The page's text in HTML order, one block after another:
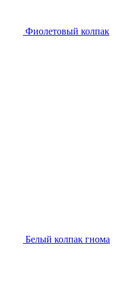
Фиолетовый колпак
Белый колпак гнома